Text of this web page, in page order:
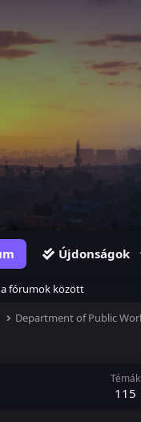
Újdonságok
a fórumok között
Témák
115